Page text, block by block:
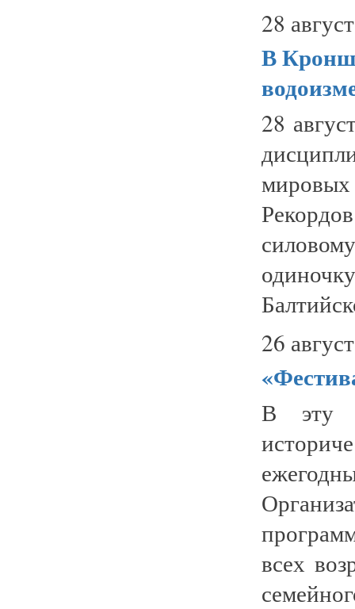
28
В
28
26
В эту
всех